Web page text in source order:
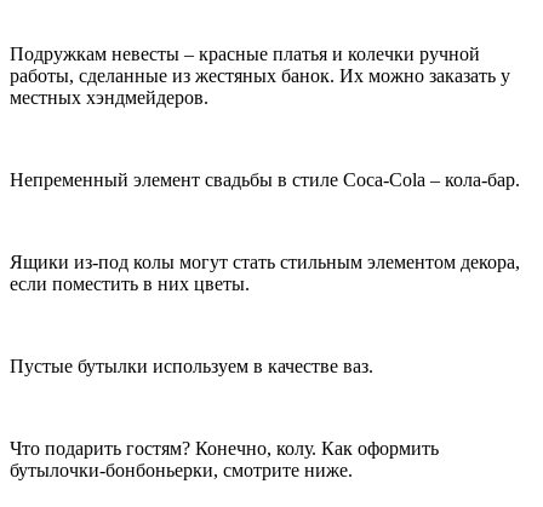
Подружкам невесты – красные платья и колечки ручной
работы, сделанные из жестяных банок. Их можно заказать у
местных хэндмейдеров.
Непременный элемент свадьбы в стиле Coca-Cola – кола-бар.
Ящики из-под колы могут стать стильным элементом декора,
если поместить в них цветы.
Пустые бутылки используем в качестве ваз.
Что подарить гостям? Конечно, колу. Как оформить
бутылочки-бонбоньерки, смотрите ниже.